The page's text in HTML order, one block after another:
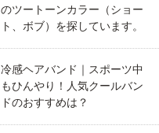
のツートーンカラー（ショー
ト、ボブ）を探しています。
冷感ヘアバンド｜スポーツ中
もひんやり！人気クールバン
ドのおすすめは？